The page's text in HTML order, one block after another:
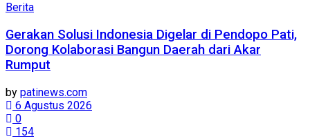
Berita
Gerakan Solusi Indonesia Digelar di Pendopo Pati,
Dorong Kolaborasi Bangun Daerah dari Akar
Rumput
by patinews.com
6 Agustus 2026
0
154